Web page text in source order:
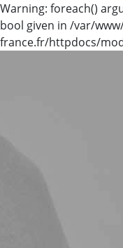
Warning: foreach()
bool given in /var/
france.fr/httpdocs/